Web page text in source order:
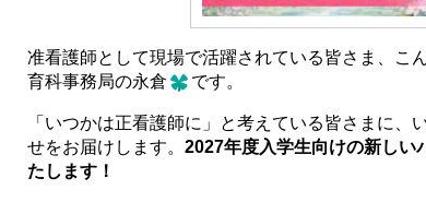
准看護師として現場で活躍されている皆さま、こ
育科事務局の永倉
です。
「いつかは正看護師に」と考えている皆さまに
せをお届けします。 2027年度入学生向けの新しい
たします！